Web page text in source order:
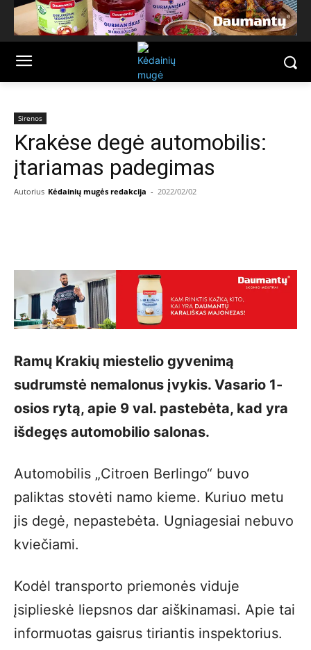
Sirenos
Krakėse degė automobilis:
įtariamas padegimas
Autorius Kėdainių mugės redakcija - 2022/02/02
Ramų Krakių miestelio gyvenimą
sudrumstė nemalonus įvykis. Vasario 1-
osios rytą, apie 9 val. pastebėta, kad yra
išdegęs automobilio salonas.
Automobilis „Citroen Berlingo“ buvo
paliktas stovėti namo kieme. Kuriuo metu
jis degė, nepastebėta. Ugniagesiai nebuvo
kviečiami.
Kodėl transporto priemonės viduje
įsiplieskė liepsnos dar aiškinamasi. Apie tai
informuotas gaisrus tiriantis inspektorius.